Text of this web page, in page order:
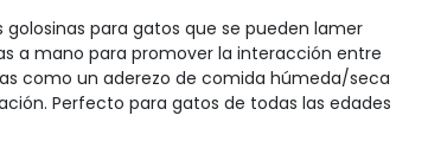
golosinas para gatos que se pueden lamer
a mano para promover la interacción entre
como un aderezo de comida húmeda/seca
Perfecto para gatos de todas las edades